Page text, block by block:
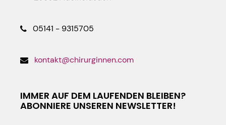
05141 - 9315705
kontakt@chirurginnen.com
IMMER AUF DEM LAUFENDEN BLEIBEN?
ABONNIERE UNSEREN NEWSLETTER!